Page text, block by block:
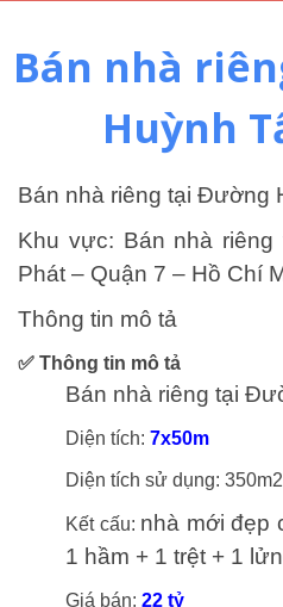
Bán nhà
Huỳnh
Bán nhà riêng tại Đường
Khu vực: Bán nhà
Phát – Quận 7 – Hồ Chí
Thông tin mô tả
✅ Thông tin mô tả
Bán nhà riêng tại
Diện tích: 7x50m
Diện tích sử dụng: 350m2
Kết cấu: nhà mới đẹp
1 hầm + 1 trệt + 1
Giá bán: 22 tỷ